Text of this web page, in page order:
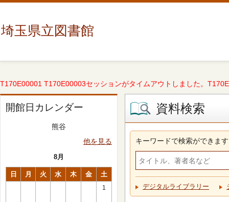
埼玉県立図書館
T170E00001 T170E00003セッションがタイムアウトしました。
開館日カレンダー
熊谷
他を見る
8月
日 月 火 水 木 金 土
1
資料検索
キーワードで検索ができます
デジタルライブラリー